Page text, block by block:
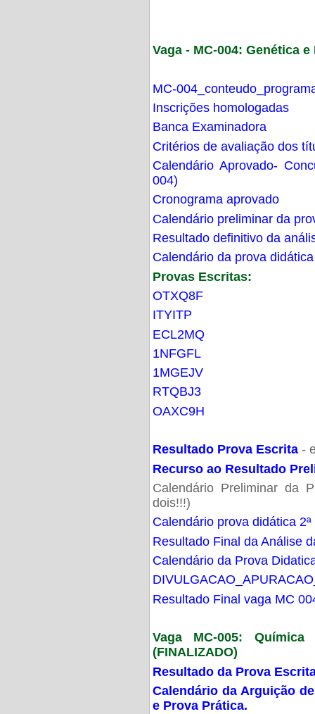
Vaga - MC-004: Genética
MC-
Inscrições homologadas
Banca Examinadora
Critérios de avaliação dos
Calendário Aprovado-
004)
Cronograma aprovado
Calendário preliminar da
Resultado definitivo da
Calendário da prova didática
Provas Escritas:
OTXQ8F
ITYITP
ECL2MQ
1NFGFL
1MGEJV
RTQBJ3
OAXC9H
Resultado Prova Escrita -
Recurso ao Resultado
Calendário Preliminar da
dois!!!)
Calendário prova didática
Resultado Final da Análise
Calendário da Prova
Resultado Final vaga MC
Vaga MC-005:
(FINALIZADO)
Resultado da Prova
Calendário da Arguição
e Prova Prática.